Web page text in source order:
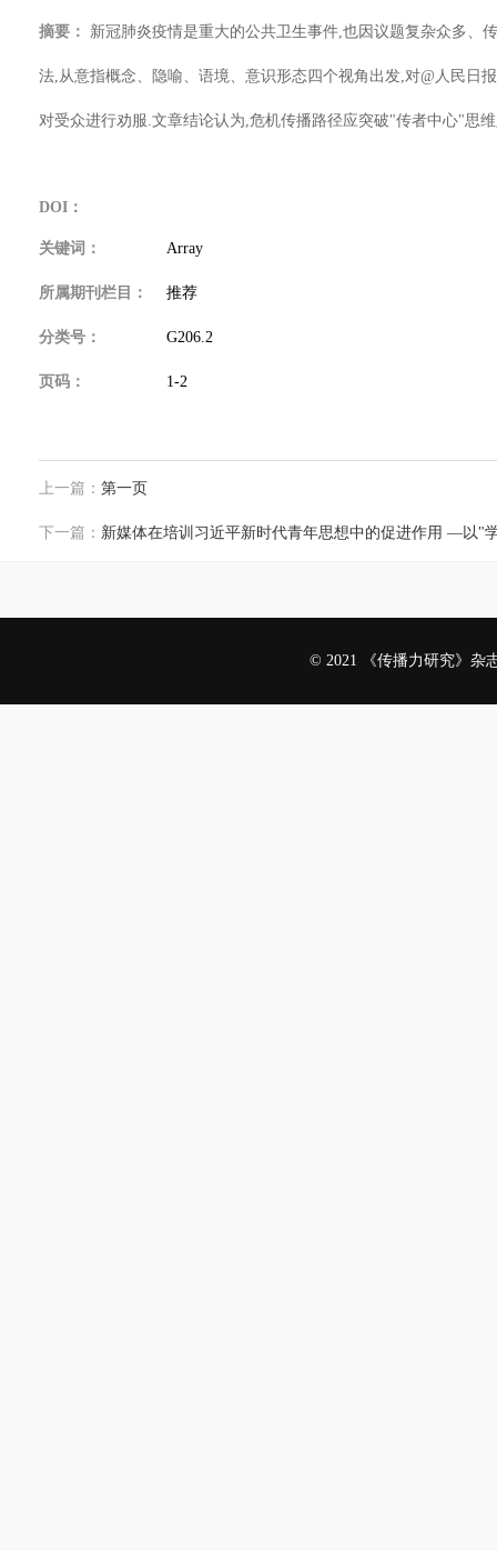
摘要： 新冠肺炎疫情是重大的公共卫生事件,也因议题复杂众多、
法,从意指概念、隐喻、语境、意识形态四个视角出发,对@人民日
对受众进行劝服.文章结论认为,危机传播路径应突破"传者中心"思
DOI：
关键词： Array
所属期刊栏目： 推荐
分类号： G206.2
页码： 1-2
上一篇： 第一页
下一篇： 新媒体在培训习近平新时代青年思想中的促进作用 —以"
© 2021 《传播力研究》